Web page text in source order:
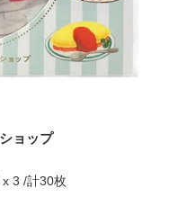
ョップ
3 /計30枚